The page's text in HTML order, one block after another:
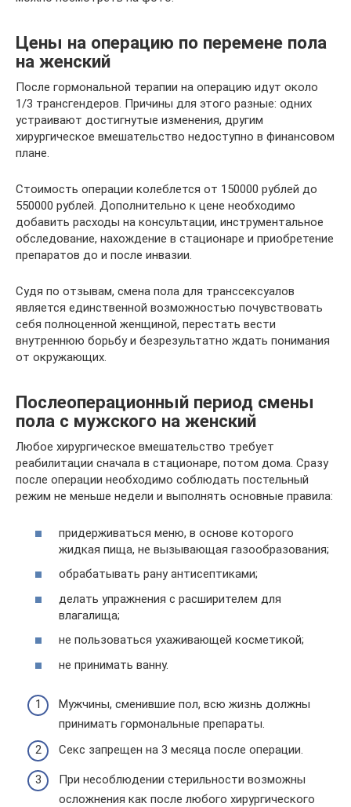
Цены на операцию по перемене пола
на женский
После гормональной терапии на операцию идут около
1/3 трансгендеров. Причины для этого разные: одних
устраивают достигнутые изменения, другим
хирургическое вмешательство недоступно в финансовом
плане.
Стоимость операции колеблется от 150000 рублей до
550000 рублей. Дополнительно к цене необходимо
добавить расходы на консультации, инструментальное
обследование, нахождение в стационаре и приобретение
препаратов до и после инвазии.
Судя по отзывам, смена пола для транссексуалов
является единственной возможностью почувствовать
себя полноценной женщиной, перестать вести
внутреннюю борьбу и безрезультатно ждать понимания
от окружающих.
Послеоперационный период смены
пола с мужского на женский
Любое хирургическое вмешательство требует
реабилитации сначала в стационаре, потом дома. Сразу
после операции необходимо соблюдать постельный
режим не меньше недели и выполнять основные правила:
придерживаться меню, в основе которого
жидкая пища, не вызывающая газообразования;
обрабатывать рану антисептиками;
делать упражнения с расширителем для
влагалища;
не пользоваться ухаживающей косметикой;
не принимать ванну.
Мужчины, сменившие пол, всю жизнь должны
принимать гормональные препараты.
Секс запрещен на 3 месяца после операции.
При несоблюдении стерильности возможны
осложнения как после любого хирургического